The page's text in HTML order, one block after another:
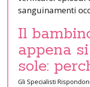
sanguinamenti
Il
appena
sole:
Gli Specialisti